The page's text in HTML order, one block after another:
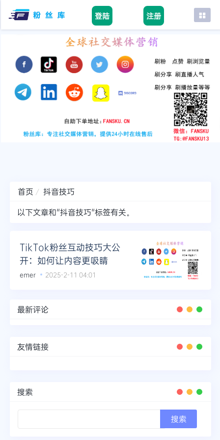
登陆 注册
首页
tiktok
youtube
instagram
首页
抖音技巧
以下文章和"抖音技巧"标签有关。
TikTok粉丝互动技巧大公
开：如何让内容更吸睛
emer 2025-2-11 04:01
最新评论
友情链接
搜索